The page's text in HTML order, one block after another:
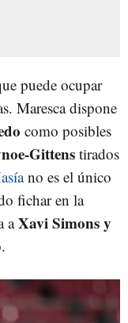
puede ocupar
Maresca dispone
como posibles
Gittenstirados
no es el único
fichar en la
aXavi Simons y